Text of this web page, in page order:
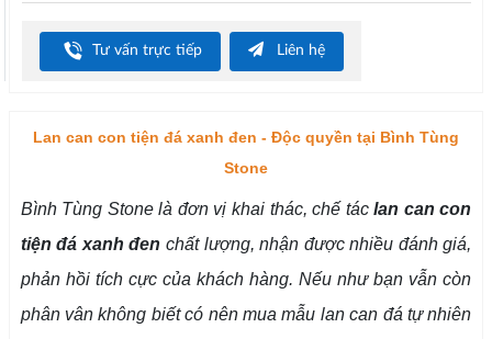
Tư vấn trực tiếp Liên hệ
Lan can con tiện đá xanh đen - Độc quyền tại Bình Tùng
Stone
Bình Tùng Stone là đơn vị khai thác, chế táclan can con
tiện đá xanh đen chất lượng, nhận được nhiều đánh giá,
phản hồi tích cực của khách hàng. Nếu như bạn vẫn còn
phân vân không biết có nên mua mẫu lan can đá tự nhiên